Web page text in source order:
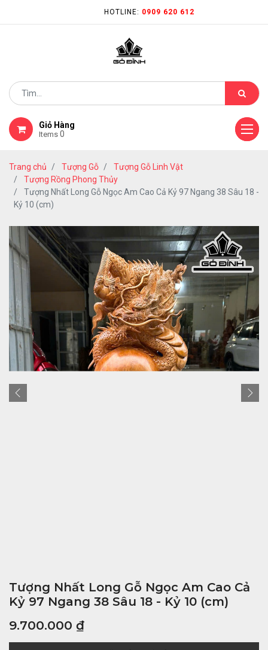
HOTLINE: 0909 620 612
Giỏ Hàng
Items 0
Trang chủ Tượng Gỗ
Tượng Gỗ Linh Vật
Tượng Rồng Phong Thủy
Tượng Nhất Long Gỗ Ngọc Am Cao Cả Kỷ 97 Ngang 38 Sâu 18 -
Kỷ 10 (cm)
Tượng Nhất Long Gỗ Ngọc Am Cao Cả
Kỷ 97 Ngang 38 Sâu 18 - Kỷ 10 (cm)
9.700.000 ₫